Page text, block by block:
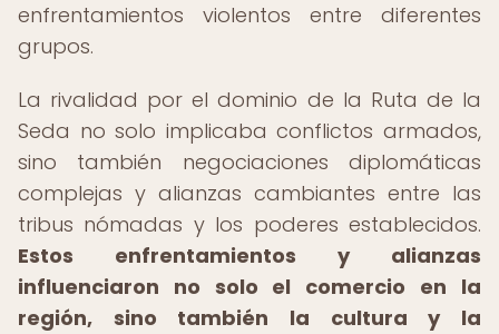
enfrentamientos violentos entre diferentes
grupos.
La rivalidad por el dominio de la Ruta de la
Seda no solo implicaba conflictos armados,
sino también negociaciones diplomáticas
complejas y alianzas cambiantes entre las
tribus nómadas y los poderes establecidos.
Estos enfrentamientos y alianzas
influenciaron no solo el comercio en la
región, sino también la cultura y la